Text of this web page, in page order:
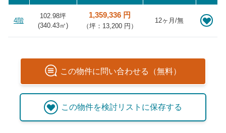
4階
102.98坪
(340.43㎡)
1,359,336 円
（坪：13,200 円）
12ヶ月/無
この物件に問い合わせる（無料）
この物件を検討リストに保存する